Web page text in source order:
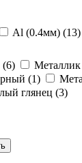
Al (0.4мм) (13)
(6)
Металлик
(1)
глянец (3)